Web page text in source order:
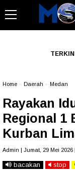
TERKINI
Home Daerah Medan
Rayakan
Regional 1
Kurban
Admin | Jumat, 29 Mei 2026
bacakan stop